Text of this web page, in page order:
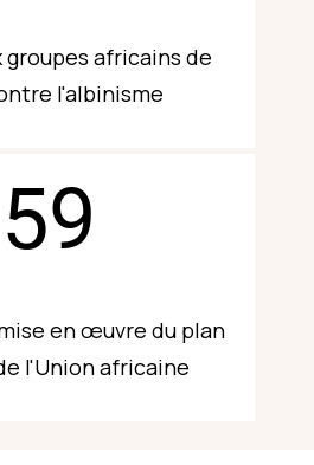
groupes africains de
l'albinisme
59
en œuvre du plan
l'Union africaine